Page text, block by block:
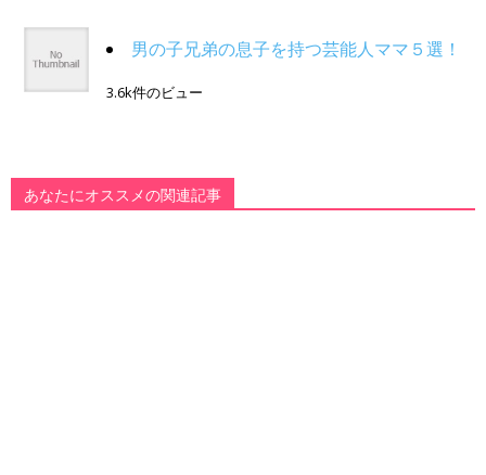
男の子兄弟の息子を持つ芸能人ママ５選！
3.6k件のビュー
あなたにオススメの関連記事